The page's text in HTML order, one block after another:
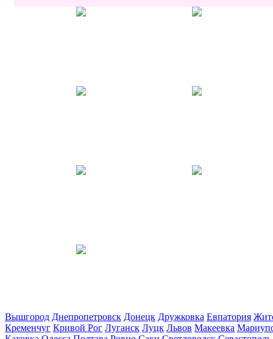
Вышгород Днепропетровск Донецк Дружковка Евпатория
Кременчуг Кривой Рог Луганск Луцк Львов Макеевка